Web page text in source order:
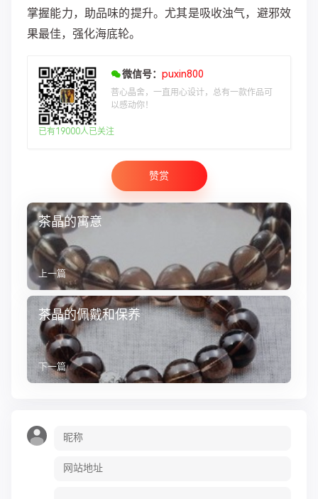
掌握能力，助品味的提升。尤其是吸收浊气，避邪效
果最佳，强化海底轮。
微信号： puxin800
菩心晶舍，一直用心设计，总有一款作品可
以感动你！
已有19000人已关注
赞赏
茶晶的寓意
上一篇
茶晶的佩戴和保养
下一篇